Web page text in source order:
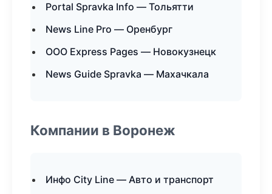
Portal Spravka Info — Тольятти
News Line Pro — Оренбург
ООО Express Pages — Новокузнецк
News Guide Spravka — Махачкала
Компании в Воронеж
Инфо City Line — Авто и транспорт